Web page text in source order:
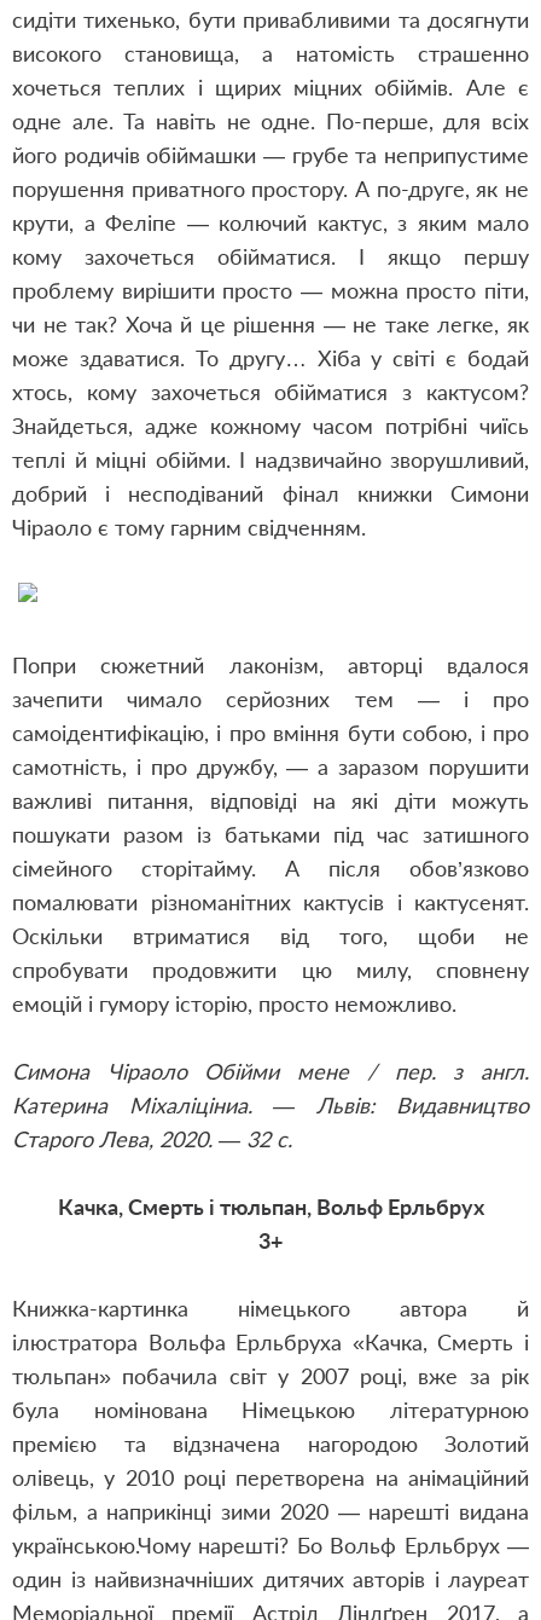
сидіти тихенько, бути привабливими та досягнути
високого становища, а натомість страшенно
хочеться теплих і щирих міцних обіймів. Але є
одне але. Та навіть не одне. По-перше, для всіх
його родичів обіймашки — грубе та неприпустиме
порушення приватного простору. А по-друге, як не
крути, а Феліпе — колючий кактус, з яким мало
кому захочеться обійматися. І якщо першу
проблему вирішити просто — можна просто піти,
чи не так? Хоча й це рішення — не таке легке, як
може здаватися. То другу… Хіба у світі є бодай
хтось, кому захочеться обійматися з кактусом?
Знайдеться, адже кожному часом потрібні чиїсь
теплі й міцні обійми. І надзвичайно зворушливий,
добрий і несподіваний фінал книжки Симони
Чіраоло є тому гарним свідченням.
Попри сюжетний лаконізм, авторці вдалося
зачепити чимало серйозних тем — і про
самоідентифікацію, і про вміння бути собою, і про
самотність, і про дружбу, — а заразом порушити
важливі питання, відповіді на які діти можуть
пошукати разом із батьками під час затишного
сімейного сторітайму. А після обов’язково
помалювати різноманітних кактусів і кактусенят.
Оскільки втриматися від того, щоби не
спробувати продовжити цю милу, сповнену
емоцій і гумору історію, просто неможливо.
Симона Чіраоло Обійми мене / пер. з англ.
Катерина Міхаліціниа. — Львів: Видавництво
Старого Лева, 2020. — 32 с.
Качка, Смерть і тюльпан, Вольф Ерльбрух
3+
Книжка-картинка німецького автора й
ілюстратора Вольфа Ерльбруха «Качка, Смерть і
тюльпан» побачила світ у 2007 році, вже за рік
була номінована Німецькою літературною
премією та відзначена нагородою Золотий
олівець, у 2010 році перетворена на анімаційний
фільм, а наприкінці зими 2020 — нарешті видана
українською.Чому нарешті? Бо Вольф Ерльбрух —
один із найвизначніших дитячих авторів і лауреат
Меморіальної премії Астрід Ліндґрен 2017, а